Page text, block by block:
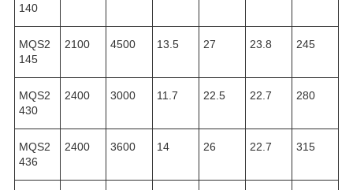
140
MQS2
145
2100 4500 13.5 27 23.8 245
MQS2
430
2400 3000 11.7 22.5 22.7 280
MQS2
436
2400 3600 14 26 22.7 315